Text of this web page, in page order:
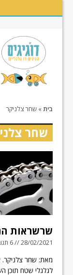
בית» שחר צלניקר
שחר
שרשראות
28/02/2021 // 6 תגובות
מאת: שחר צלניקר.